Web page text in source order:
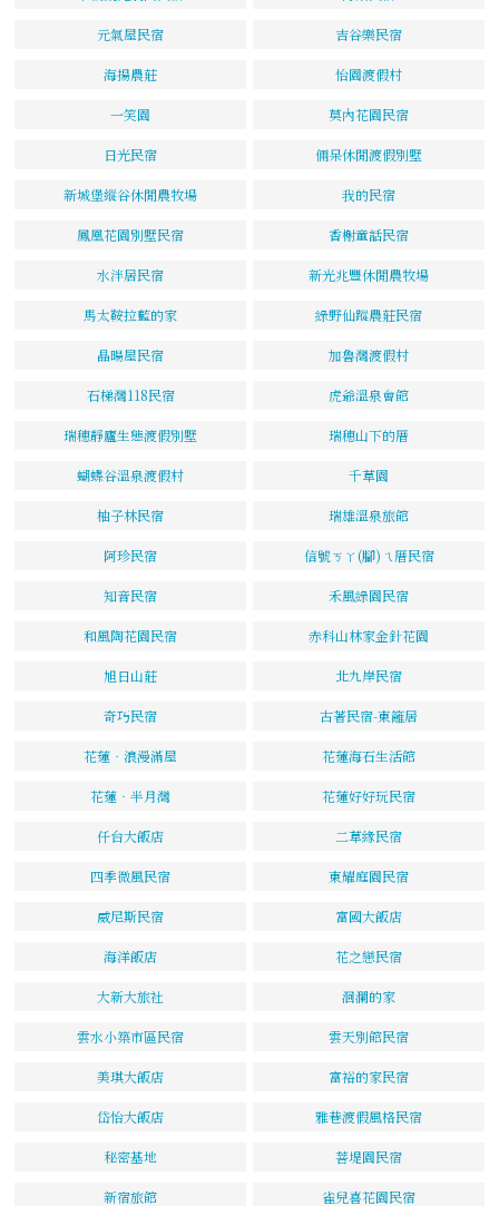
元氣屋民宿 吉谷樂民宿
海揚農莊 怡園渡假村
一笑園 莫內花園民宿
日光民宿 倆呆休閒渡假別墅
新城堡縱谷休閒農牧場 我的民宿
鳳凰花園別墅民宿 香榭童話民宿
水泮居民宿 新光兆豐休閒農牧場
馬太鞍拉藍的家 綠野仙蹤農莊民宿
晶暘屋民宿 加魯灣渡假村
石梯灣118民宿 虎爺溫泉會館
瑞穗靜廬生態渡假別墅 瑞穗山下的厝
蝴蝶谷溫泉渡假村 千草園
柚子林民宿 瑞雄溫泉旅館
阿珍民宿 信號ㄎㄚ(腳)ㄟ厝民宿
知音民宿 禾風綠園民宿
和風陶花園民宿 赤科山林家金針花園
旭日山莊 北九岸民宿
奇巧民宿 古著民宿-東籬居
花蓮‧浪漫滿屋 花蓮海石生活館
花蓮‧半月灣 花蓮好好玩民宿
仟台大飯店 二草緣民宿
四季微風民宿 東耀庭園民宿
威尼斯民宿 富國大飯店
海洋飯店 花之戀民宿
大新大旅社 洄瀾的家
雲水小築市區民宿 雲天別館民宿
美琪大飯店 富裕的家民宿
岱怡大飯店 雅巷渡假風格民宿
秘密基地 菩堤園民宿
新宿旅館 雀兒喜花園民宿